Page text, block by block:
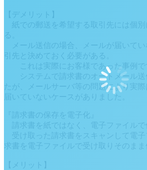
【デメリット】
紙での郵送を希望する取引先には個別
る。
メール送信の場合、メールが届いてい
引先と決めておく必要がある。
これは実際にお客様であった事例で
システムで請求書のオートメール送
たが、メールサーバ等の問題により実
届いていないケースがありました。
『請求書の保存を電子化』
請求書を紙ではなく、電子ファイルで
受け取った請求書をスキャンして電子
求書を電子ファイルで受け取りそのまま
【メリット】